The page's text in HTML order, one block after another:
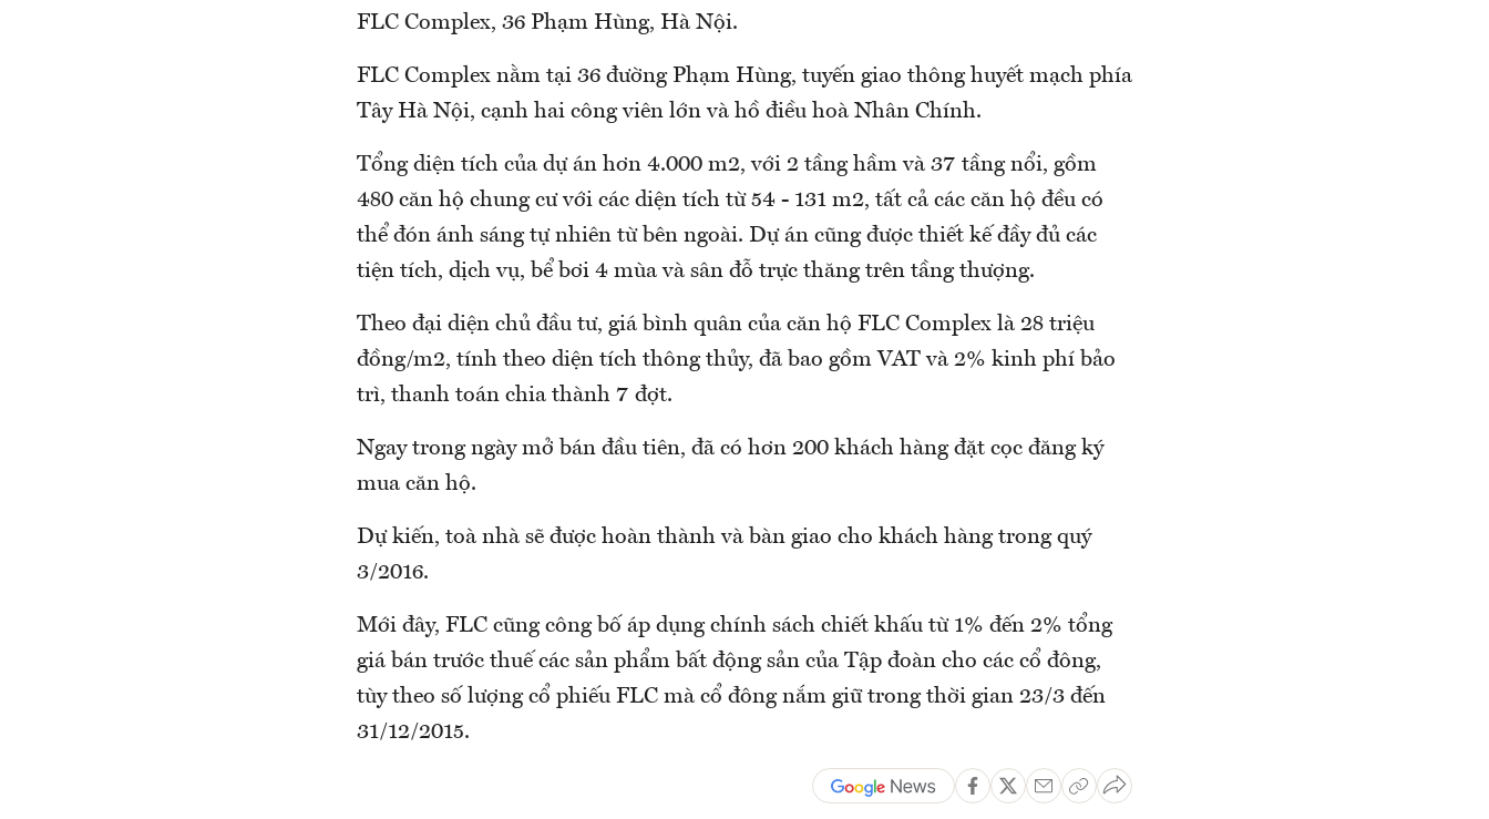
FLC Complex, 36 Phạm Hùng, Hà Nội.
FLC Complex nằm tại 36 đường Phạm Hùng, tuyến giao thông huyết mạch phía
Tây Hà Nội, cạnh hai công viên lớn và hồ điều hoà Nhân Chính.
Tổng diện tích của dự án hơn 4.000 m2, với 2 tầng hầm và 37 tầng nổi, gồm
480 căn hộ chung cư với các diện tích từ 54 - 131 m2, tất cả các căn hộ đều có
thể đón ánh sáng tự nhiên từ bên ngoài. Dự án cũng được thiết kế đầy đủ các
tiện tích, dịch vụ, bể bơi 4 mùa và sân đỗ trực thăng trên tầng thượng.
Theo đại diện chủ đầu tư, giá bình quân của căn hộ FLC Complex là 28 triệu
đồng/m2, tính theo diện tích thông thủy, đã bao gồm VAT và 2% kinh phí bảo
trì, thanh toán chia thành 7 đợt.
Ngay trong ngày mở bán đầu tiên, đã có hơn 200 khách hàng đặt cọc đăng ký
mua căn hộ.
Dự kiến, toà nhà sẽ được hoàn thành và bàn giao cho khách hàng trong quý
3/2016.
Mới đây, FLC cũng công bố áp dụng chính sách chiết khấu từ 1% đến 2% tổng
giá bán trước thuế các sản phẩm bất động sản của Tập đoàn cho các cổ đông,
tùy theo số lượng cổ phiếu FLC mà cổ đông nắm giữ trong thời gian 23/3 đến
31/12/2015.